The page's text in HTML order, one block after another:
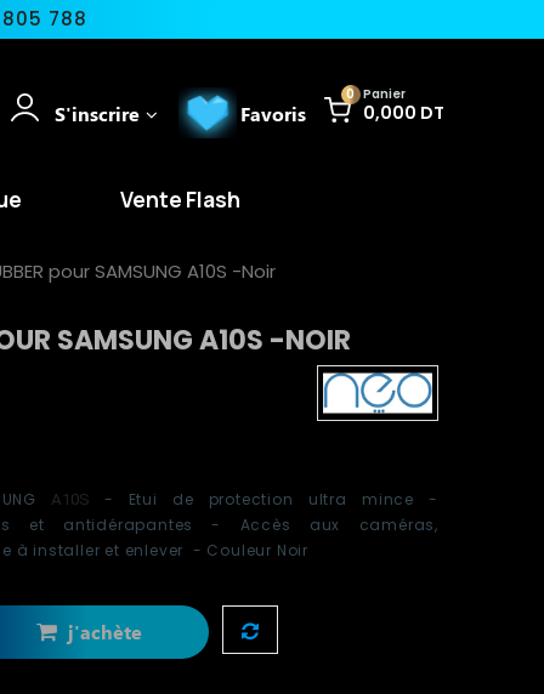
788
0 Panier
0,000 DT
Favoris
S'inscrire
Vente Flash
pour SAMSUNG A10S -Noir
SAMSUNG A10S -NOIR
A10S - Etui de protection ultra mince -
et antidérapantes - Accès aux caméras,
à installer et enlever - Couleur Noir
j'achète